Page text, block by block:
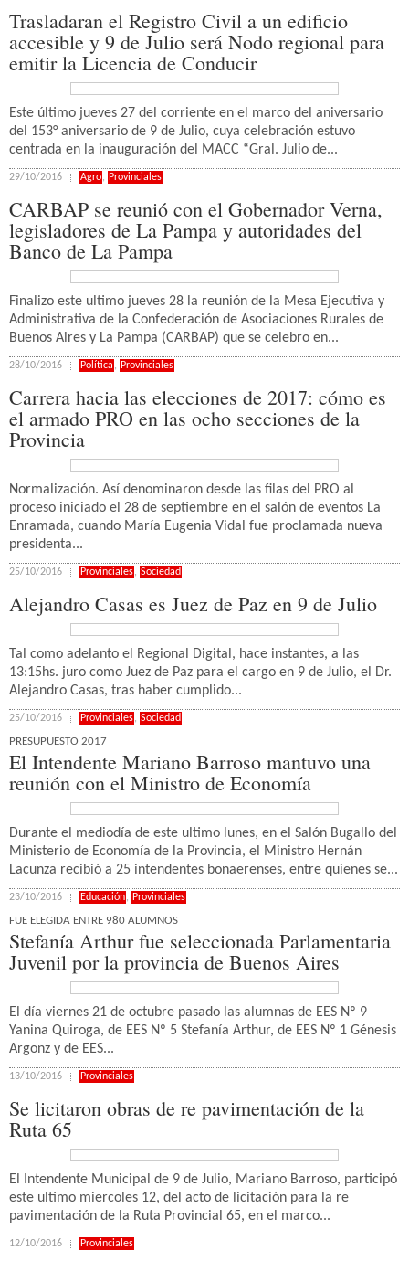
Trasladaran el Registro Civil a un edificio
accesible y 9 de Julio será Nodo regional para
emitir la Licencia de Conducir
Este último jueves 27 del corriente en el marco del aniversario
del 153° aniversario de 9 de Julio, cuya celebración estuvo
centrada en la inauguración del MACC “Gral. Julio de...
29/10/2016 Agro, Provinciales
CARBAP se reunió con el Gobernador Verna,
legisladores de La Pampa y autoridades del
Banco de La Pampa
Finalizo este ultimo jueves 28 la reunión de la Mesa Ejecutiva y
Administrativa de la Confederación de Asociaciones Rurales de
Buenos Aires y La Pampa (CARBAP) que se celebro en...
28/10/2016 Política , Provinciales
Carrera hacia las elecciones de 2017: cómo es
el armado PRO en las ocho secciones de la
Provincia
Normalización. Así denominaron desde las filas del PRO al
proceso iniciado el 28 de septiembre en el salón de eventos La
Enramada, cuando María Eugenia Vidal fue proclamada nueva
presidenta...
25/10/2016 Provinciales, Sociedad
Alejandro Casas es Juez de Paz en 9 de Julio
Tal como adelanto el Regional Digital, hace instantes, a las
13:15hs. juro como Juez de Paz para el cargo en 9 de Julio, el Dr.
Alejandro Casas, tras haber cumplido...
25/10/2016 Provinciales, Sociedad
PRESUPUESTO 2017
El Intendente Mariano Barroso mantuvo una
reunión con el Ministro de Economía
Durante el mediodía de este ultimo lunes, en el Salón Bugallo del
Ministerio de Economía de la Provincia, el Ministro Hernán
Lacunza recibió a 25 intendentes bonaerenses, entre quienes se...
23/10/2016 Educación, Provinciales
FUE ELEGIDA ENTRE 980 ALUMNOS
Stefanía Arthur fue seleccionada Parlamentaria
Juvenil por la provincia de Buenos Aires
El día viernes 21 de octubre pasado las alumnas de EES Nº 9
Yanina Quiroga, de EES Nº 5 Stefanía Arthur, de EES Nº 1 Génesis
Argonz y de EES...
13/10/2016 Provinciales
Se licitaron obras de re pavimentación de la
Ruta 65
El Intendente Municipal de 9 de Julio, Mariano Barroso, participó
este ultimo miercoles 12, del acto de licitación para la re
pavimentación de la Ruta Provincial 65, en el marco...
12/10/2016 Provinciales